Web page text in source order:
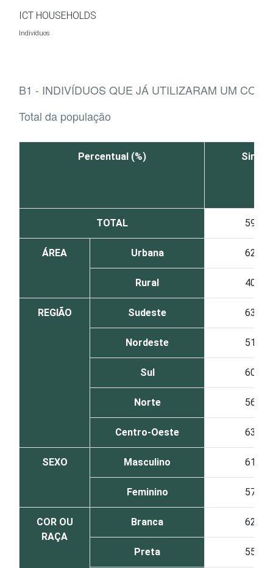
ICT HOUSEHOLDS
Indivíduos
B1 - INDIVÍDUOS QUE JÁ UTILIZARAM UM
Total da população
Percentual (%) Sim
TOTAL 59
ÁREA Urbana 62
Rural 40
REGIÃO Sudeste 63
Nordeste 51
Sul 60
Norte 56
Centro-Oeste 63
SEXO Masculino 61
Feminino 57
COR OU
RAÇA
Branca 62
Preta 55